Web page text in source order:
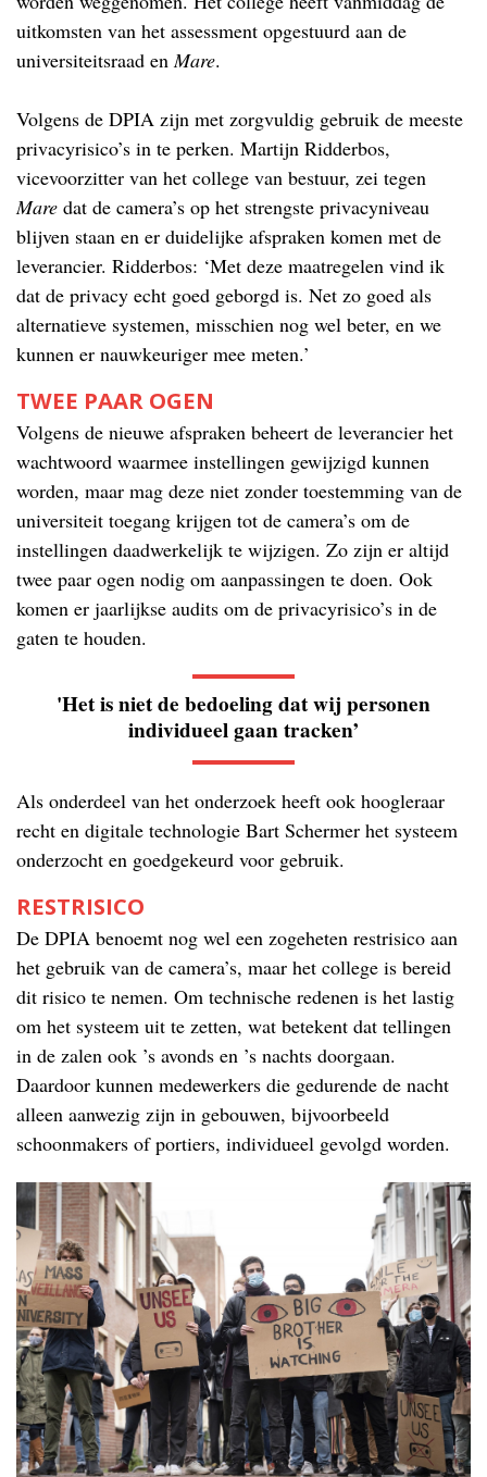
uitkomsten van het assessment opgestuurd aan de
universiteitsraad enMare.
Volgens de DPIA zijn met zorgvuldig gebruik de meeste
privacyrisico’s in te perken. Martijn Ridderbos,
vicevoorzitter van het college van bestuur, zei tegen
Mare dat de camera’s op het strengste privacyniveau
blijven staan en er duidelijke afspraken komen met de
leverancier. Ridderbos: ‘Met deze maatregelen vind ik
dat de privacy echt goed geborgd is. Net zo goed als
alternatieve systemen, misschien nog wel beter, en we
kunnen er nauwkeuriger mee meten.’
TWEE PAAR OGEN
Volgens de nieuwe afspraken beheert de leverancier het
wachtwoord waarmee instellingen gewijzigd kunnen
worden, maar mag deze niet zonder toestemming van de
universiteit toegang krijgen tot de camera’s om de
instellingen daadwerkelijk te wijzigen. Zo zijn er altijd
twee paar ogen nodig om aanpassingen te doen. Ook
komen er jaarlijkse audits om de privacyrisico’s in de
gaten te houden.
'Het is niet de bedoeling dat wij personen
individueel gaan tracken’
Als onderdeel van het onderzoek heeft ook hoogleraar
recht en digitale technologie Bart Schermer het systeem
onderzocht en goedgekeurd voor gebruik.
RESTRISICO
De DPIA benoemt nog wel een zogeheten restrisico aan
het gebruik van de camera’s, maar het college is bereid
dit risico te nemen. Om technische redenen is het lastig
om het systeem uit te zetten, wat betekent dat tellingen
in de zalen ook ’s avonds en ’s nachts doorgaan.
Daardoor kunnen medewerkers die gedurende de nacht
alleen aanwezig zijn in gebouwen, bijvoorbeeld
schoonmakers of portiers, individueel gevolgd worden.